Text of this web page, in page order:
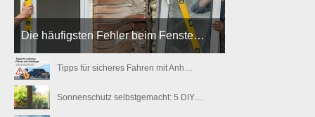
Die häufigsten Fehler beim Fenste…
Tipps für sicheres Fahren mit Anh…
Sonnenschutz selbstgemacht: 5 DIY…